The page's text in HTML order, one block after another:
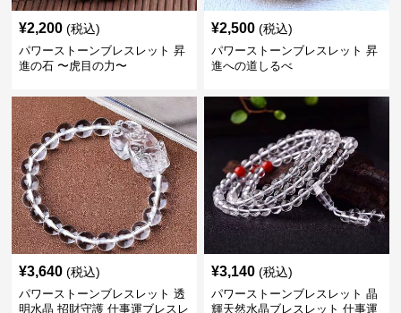
¥2,200 (税込)
パワーストーンブレスレット 昇
進の石 〜虎目の力〜
¥2,500 (税込)
パワーストーンブレスレット 昇
進への道しるべ
¥3,640 (税込)
パワーストーンブレスレット 透
明水晶 招財守護 仕事運ブレスレ
¥3,140 (税込)
パワーストーンブレスレット 晶
輝天然水晶ブレスレット 仕事運